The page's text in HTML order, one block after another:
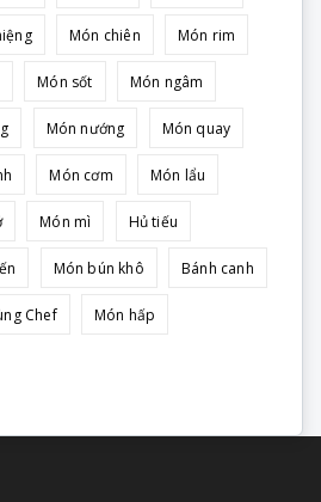
Món chiên Món rim
Món sốt Món ngâm
Món nướng Món quay
Món cơm Món lẩu
Món mì Hủ tiếu
Món bún khô Bánh canh
Chef Món hấp